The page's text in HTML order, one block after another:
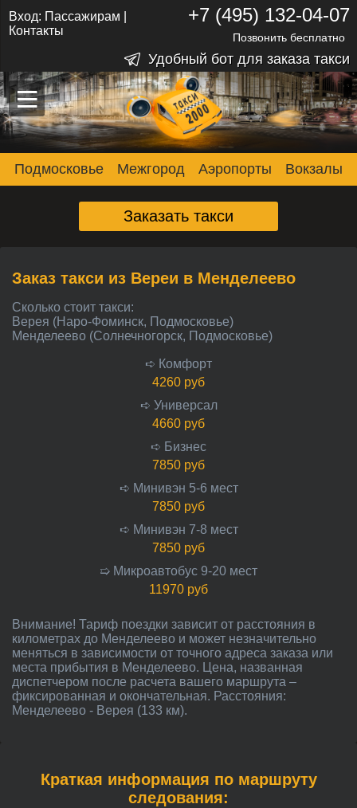
–
–
–
Вход: Пассажирам
Контакты
+7 (495) 132-04-07
Позвонить бесплатно
Удобный бот для заказа такси
Подмосковье Межгород Аэропорты Вокзалы
Заказать такси
Заказ такси из Вереи в Менделеево
Сколько стоит такси:
Верея (Наро-Фоминск, Подмосковье)
Менделеево (Солнечногорск, Подмосковье)
➪ Комфорт
4260 руб
➪ Универсал
4660 руб
➪ Бизнес
7850 руб
➪ Минивэн 5-6 мест
7850 руб
➪ Минивэн 7-8 мест
7850 руб
➯ Микроавтобус 9-20 мест
11970 руб
Внимание! Тариф поездки зависит от расстояния в
километрах до Менделеево и может незначительно
меняться в зависимости от точного адреса заказа или
места прибытия в Менделеево. Цена, названная
диспетчером после расчета вашего маршрута –
фиксированная и окончательная. Расстояния:
Менделеево - Верея (133 км).
Краткая информация по маршруту
следования: